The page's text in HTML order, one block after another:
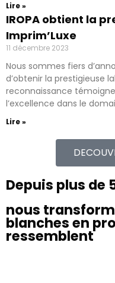
Lire »
IROPA obtient la
Imprim’Luxe
11 décembre 2023
Nous sommes fiers
d’obtenir la prestigieuse
reconnaissance
l’excellence dans le
Lire »
Depuis plus de
nous
blanches en
ressemblent